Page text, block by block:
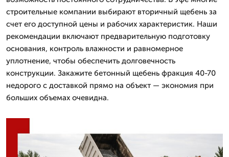
строительные компании выбирают вторичный щебень за
счет его доступной цены и рабочих характеристик. Наши
рекомендации включают предварительную подготовку
основания, контроль влажности и равномерное
уплотнение, чтобы обеспечить долговечность
конструкции. Закажите бетонный щебень фракция 40-70
недорого с доставкой прямо на объект — экономия при
больших объемах очевидна.